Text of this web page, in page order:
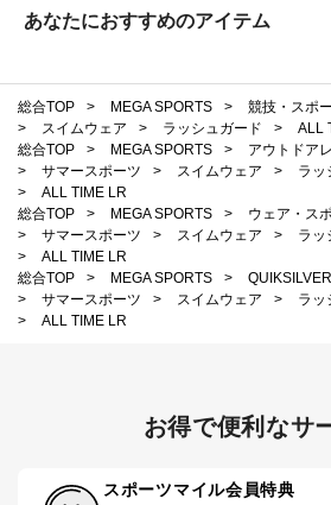
あなたにおすすめのアイテム
総合TOP > MEGA SPORTS > 競技・スポ
>
スイムウェア > ラッシュガード >
ALL
総合TOP
> MEGA SPORTS >
アウトドア
>
サマースポーツ > スイムウェア >
ラッ
>
ALL TIME LR
総合TOP
> MEGA SPORTS >
ウェア・ス
>
サマースポーツ > スイムウェア >
ラッ
>
ALL TIME LR
総合TOP
> MEGA SPORTS >
>
サマースポーツ > スイムウェア >
ラッ
>
ALL TIME LR
お得で便利なサ
スポーツマイル会員特典